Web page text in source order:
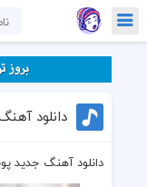
دانلود
دانلود آهنگ جدید